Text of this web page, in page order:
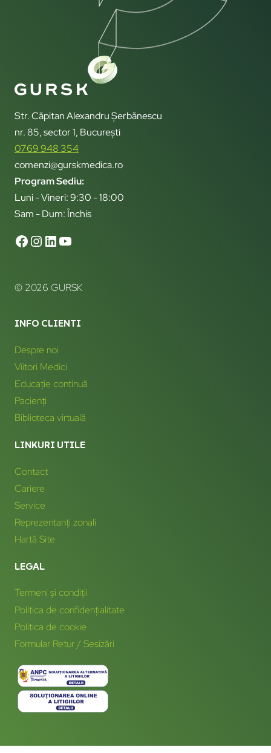
Str. Căpitan Alexandru Șerbănescu
nr. 85, sector 1, București
0769 948 354
comenzi@gurskmedica.ro
Program Sediu:
Luni - Vineri: 9:30 - 18:00
Sam - Dum: Închis
© 2026 GURSK
INFO CLIENTI
Despre noi
Viitori Medici
Educație continuă
Pacienți
Biblioteca virtuală
LINKURI UTILE
Contact
Cariere
Service
Reprezentanți zonali
Hartă Site
LEGAL
Termeni și condiții
Politica de confidențialitate
Politica de cookie
Formular Retur / Sesizări